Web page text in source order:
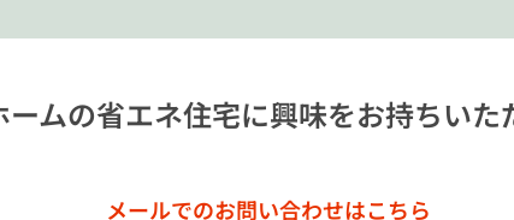
ームの省エネ住宅に興味をお持ちいた
メールでのお問い合わせはこちら